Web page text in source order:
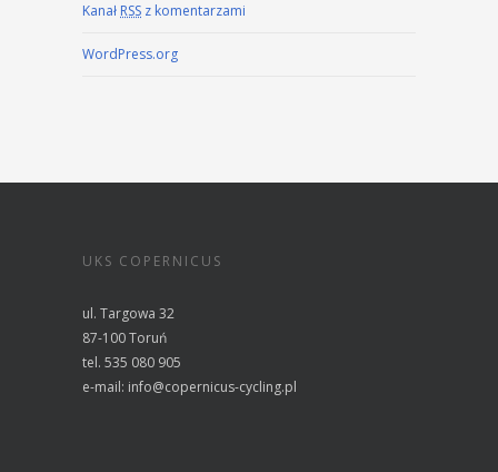
Kanał RSS z komentarzami
WordPress.org
UKS COPERNICUS
ul. Targowa 32
87-100 Toruń
tel. 535 080 905
e-mail: info@copernicus-cycling.pl